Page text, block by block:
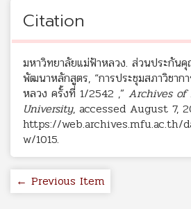
Citation
มหาวิทยาลัยแม่ฟ้าหลวง. ส่วนประกัน
พัฒนาหลักสูตร, “การประชุมสภาวิชาก
หลวง ครั้งที่ 1/2542 ,” Archives of
University, accessed August 7,
https://web.archives.mfu.ac.th/
w/1015.
← Previous Item